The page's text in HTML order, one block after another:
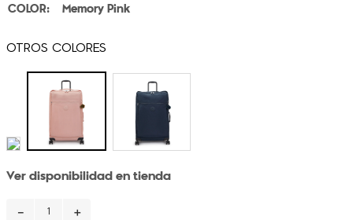
Memory Pink
Ver disponibilidad en tienda
＋
－